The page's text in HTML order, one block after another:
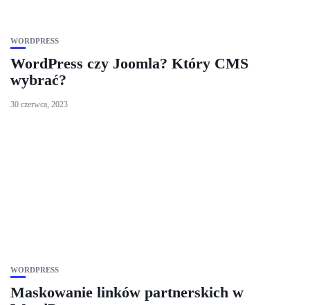
WORDPRESS
WordPress czy Joomla? Który CMS
wybrać?
30 czerwca, 2023
WORDPRESS
Maskowanie linków partnerskich w